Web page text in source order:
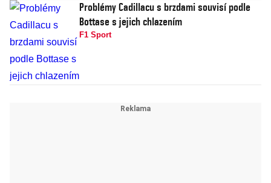
Problémy Cadillacu s brzdami souvisí podle
Bottase s jejich chlazením
F1 Sport